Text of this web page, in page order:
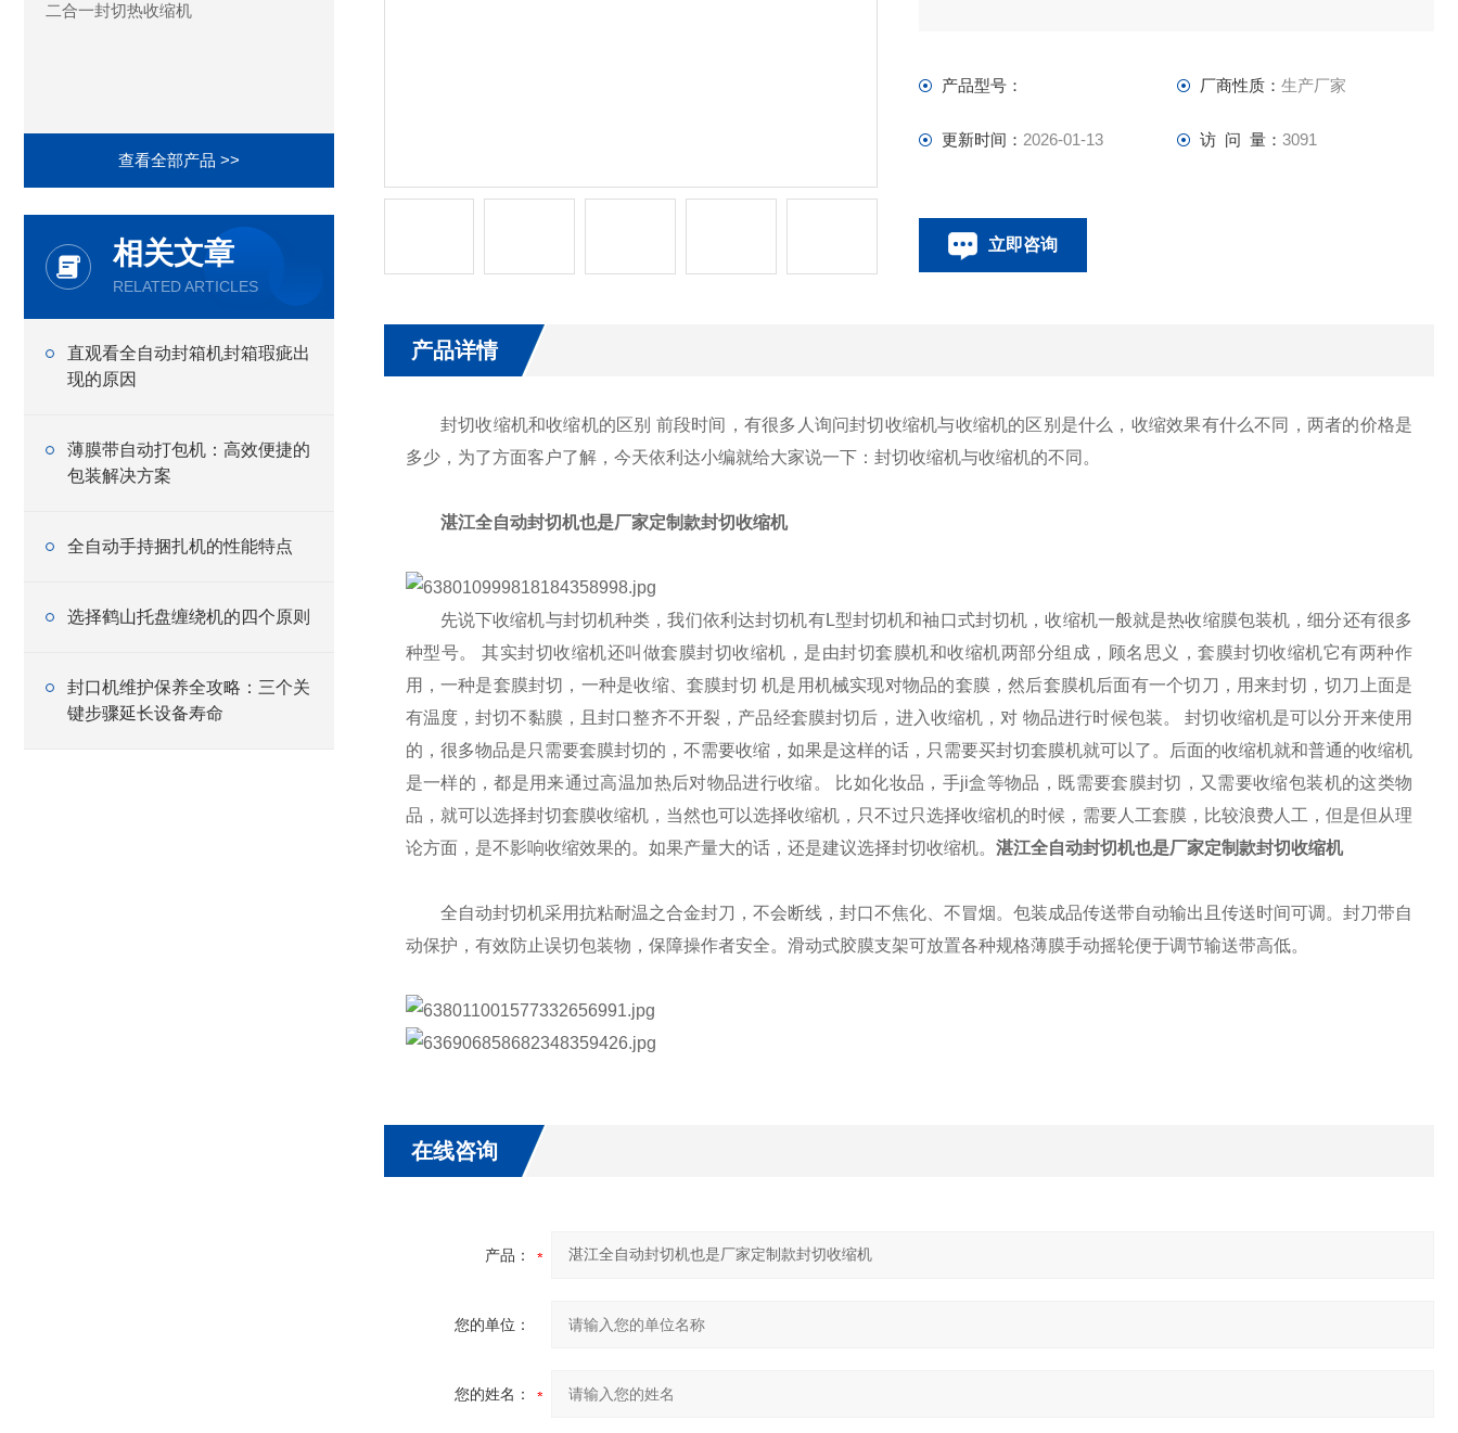
二合一封切热收缩机
查看全部产品 >>
相关文章
RELATED ARTICLES
直观看全自动封箱机封箱瑕疵出
现的原因
薄膜带自动打包机：高效便捷的
包装解决方案
全自动手持捆扎机的性能特点
选择鹤山托盘缠绕机的四个原则
封口机维护保养全攻略：三个关
键步骤延长设备寿命
产品型号： 厂商性质： 生产厂家
更新时间： 2026-01-13 访 问 量： 3091
立即咨询
产品详情
封切收缩机和收缩机的区别 前段时间，有很多人询问封切收缩机与收缩机的区别是什么，收缩效果有什么不同，两者的价格是
多少，为了方面客户了解，今天依利达小编就给大家说一下：封切收缩机与收缩机的不同。
湛江全自动封切机也是厂家定制款封切收缩机
先说下收缩机与封切机种类，我们依利达封切机有L型封切机和袖口式封切机，收缩机一般就是热收缩膜包装机，细分还有很多
种型号。 其实封切收缩机还叫做套膜封切收缩机，是由封切套膜机和收缩机两部分组成，顾名思义，套膜封切收缩机它有两种作
用，一种是套膜封切，一种是收缩、套膜封切 机是用机械实现对物品的套膜，然后套膜机后面有一个切刀，用来封切，切刀上面是
有温度，封切不黏膜，且封口整齐不开裂，产品经套膜封切后，进入收缩机，对 物品进行时候包装。 封切收缩机是可以分开来使用
的，很多物品是只需要套膜封切的，不需要收缩，如果是这样的话，只需要买封切套膜机就可以了。后面的收缩机就和普通的收缩机
是一样的，都是用来通过高温加热后对物品进行收缩。 比如化妆品，手ji盒等物品，既需要套膜封切，又需要收缩包装机的这类物
品，就可以选择封切套膜收缩机，当然也可以选择收缩机，只不过只选择收缩机的时候，需要人工套膜，比较浪费人工，但是但从理
论方面，是不影响收缩效果的。如果产量大的话，还是建议选择封切收缩机。 湛江全自动封切机也是厂家定制款封切收缩机
全自动封切机采用抗粘耐温之合金封刀，不会断线，封口不焦化、不冒烟。包装成品传送带自动输出且传送时间可调。封刀带自
动保护，有效防止误切包装物，保障操作者安全。滑动式胶膜支架可放置各种规格薄膜手动摇轮便于调节输送带高低。
在线咨询
产品：
您的单位：
您的姓名：